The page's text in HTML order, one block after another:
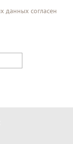
данных согласен